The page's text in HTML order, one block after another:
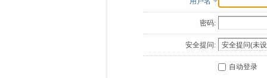
密码:
安全提问:
自动登录